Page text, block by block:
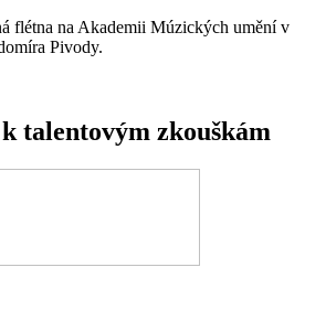
flétna na Akademii Múzických umění v
Pivody.
talentovým zkouškám